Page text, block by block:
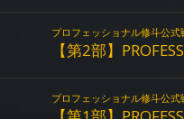
プロフェッショナル修斗公式
【第2部】
プロフェッショナル修斗公式